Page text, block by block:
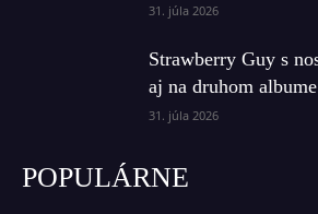
31. júla 2026
Strawberry Guy s
aj na druhom albume
31. júla 2026
POPULÁRNE